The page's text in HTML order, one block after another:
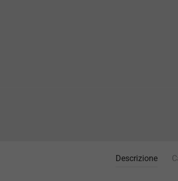
Descrizione